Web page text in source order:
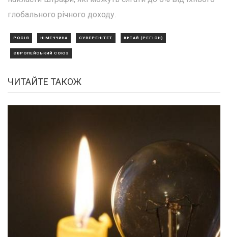
глобального річного доходу.
РОСІЯ НІМЕЧЧИНА СУВЕРЕНІТЕТ КИТАЙ (РЕГІОН)
ЄВРОПЕЙСЬКИЙ СОЮЗ
ЧИТАЙТЕ ТАКОЖ